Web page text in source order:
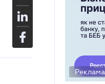
Реклама